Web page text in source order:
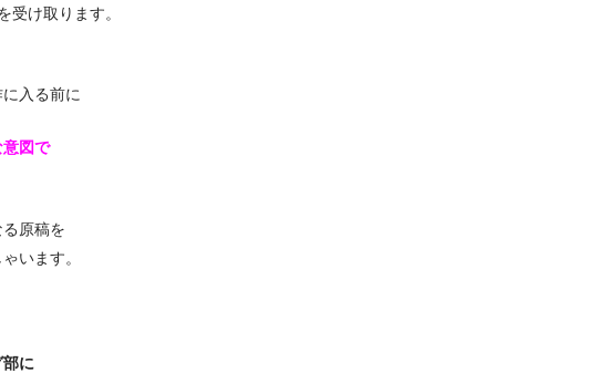
受け取ります。
入る前に
意図で
原稿を
います。
に